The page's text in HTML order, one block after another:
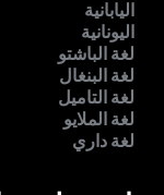
اليابانية
اليونانية
لغة الباشتو
لغة البنغال
لغة التاميل
لغة الملايو
لغة داري